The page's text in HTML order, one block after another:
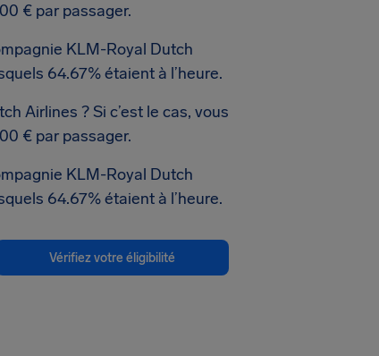
€ par passager.
KLM-Royal Dutch
64.67% étaient à l’heure.
Airlines ? Si c’est le cas, vous
€ par passager.
KLM-Royal Dutch
64.67% étaient à l’heure.
Vérifiez votre éligibilité